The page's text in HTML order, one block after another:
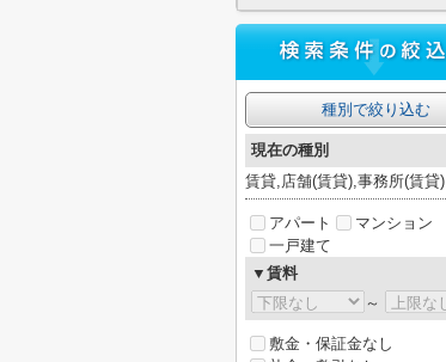
種別で絞り込む
現在の種別
賃貸,店舗(賃貸),事務所(賃貸)
アパート
マンション
一戸建て
▼賃料
～
敷金・保証金なし